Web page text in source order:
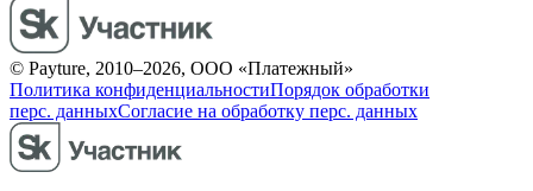
© Payture, 2010–2026, ООО «Платежный»
Политика конфиденциальностиПорядок обработки
перс. данныхСогласие на обработку перс. данных